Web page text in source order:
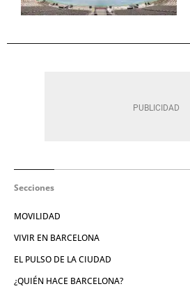
Secciones
MOVILIDAD
VIVIR EN BARCELONA
EL PULSO DE LA CIUDAD
¿QUIÉN HACE BARCELONA?